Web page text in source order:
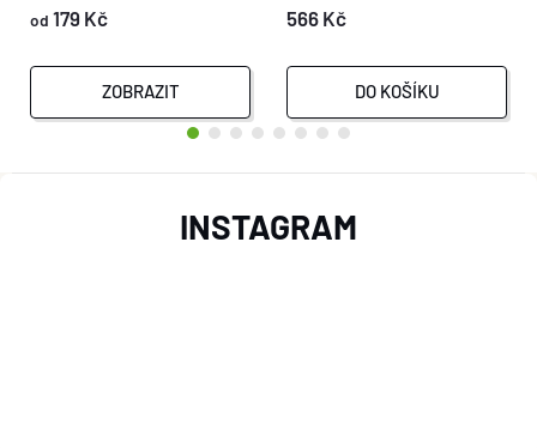
od 179 Kč
ZOBRAZIT
566 Kč
DO KOŠÍKU
INSTAGRAM